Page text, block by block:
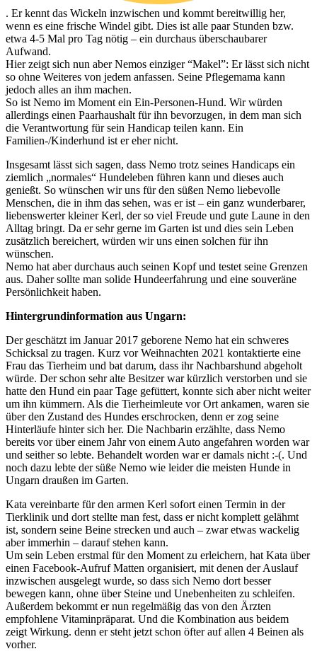
. Er kennt das Wickeln inzwischen und kommt bereitwillig her,
wenn es eine frische Windel gibt. Dies ist alle paar Stunden bzw.
etwa 4-5 Mal pro Tag nötig – ein durchaus überschaubarer
Aufwand.
Hier zeigt sich nun aber Nemos einziger “Makel”: Er lässt sich nicht
so ohne Weiteres von jedem anfassen. Seine Pflegemama kann
jedoch alles an ihm machen.
So ist Nemo im Moment ein Ein-Personen-Hund. Wir würden
allerdings einen Paarhaushalt für ihn bevorzugen, in dem man sich
die Verantwortung für sein Handicap teilen kann. Ein
Familien-/Kinderhund ist er eher nicht.
Insgesamt lässt sich sagen, dass Nemo trotz seines Handicaps ein
ziemlich „normales“ Hundeleben führen kann und dieses auch
genießt. So wünschen wir uns für den süßen Nemo liebevolle
Menschen, die in ihm das sehen, was er ist – ein ganz wunderbarer,
liebenswerter kleiner Kerl, der so viel Freude und gute Laune in den
Alltag bringt. Da er sehr gerne im Garten ist und dies sein Leben
zusätzlich bereichert, würden wir uns einen solchen für ihn
wünschen.
Nemo hat aber durchaus auch seinen Kopf und testet seine Grenzen
aus. Daher sollte man solide Hundeerfahrung und eine souveräne
Persönlichkeit haben.
Hintergrundinformation aus Ungarn:
Der geschätzt im Januar 2017 geborene Nemo hat ein schweres
Schicksal zu tragen. Kurz vor Weihnachten 2021 kontaktierte eine
Frau das Tierheim und bat darum, dass ihr Nachbarshund abgeholt
würde. Der schon sehr alte Besitzer war kürzlich verstorben und sie
hatte den Hund ein paar Tage gefüttert, konnte sich aber nicht weiter
um ihn kümmern. Als die Tierheimleute vor Ort ankamen, waren sie
über den Zustand des Hundes erschrocken, denn er zog seine
Hinterläufe hinter sich her. Die Nachbarin erzählte, dass Nemo
bereits vor über einem Jahr von einem Auto angefahren worden war
und seither so lebte. Behandelt worden war er damals nicht :-(. Und
noch dazu lebte der süße Nemo wie leider die meisten Hunde in
Ungarn draußen im Garten.
Kata vereinbarte für den armen Kerl sofort einen Termin in der
Tierklinik und dort stellte man fest, dass er nicht komplett gelähmt
ist, sondern seine Beine strecken und auch – zwar etwas wackelig
aber immerhin – darauf stehen kann.
Um sein Leben erstmal für den Moment zu erleichern, hat Kata über
einen Facebook-Aufruf Matten organisiert, mit denen der Auslauf
inzwischen ausgelegt wurde, so dass sich Nemo dort besser
bewegen kann, ohne über Steine und Unebenheiten zu schleifen.
Außerdem bekommt er nun regelmäßig das von den Ärzten
empfohlene Vitaminpräparat. Und die Kombination aus beidem
zeigt Wirkung. denn er steht jetzt schon öfter auf allen 4 Beinen als
vorher.